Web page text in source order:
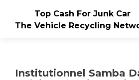
Top Cash For Junk Car
The Vehicle Recycling
Institutionnel Samba